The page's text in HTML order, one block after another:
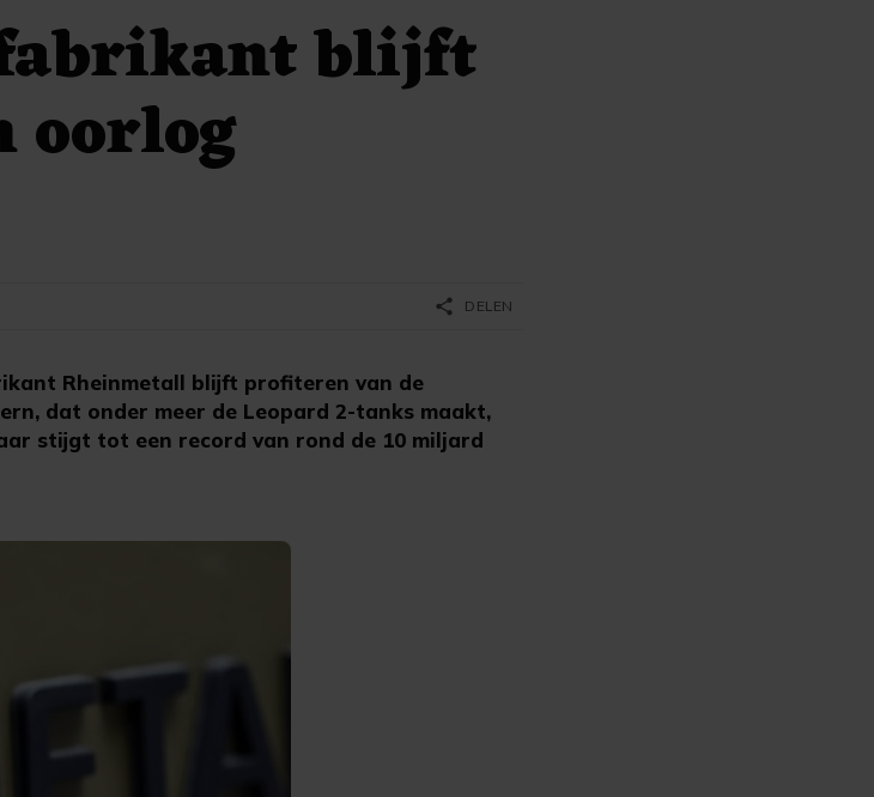
blijft
oorlog
Rheinmetall blijft profiteren van de
dat onder meer de Leopard 2-tanks maakt,
stijgt tot een record van rond de 10 miljard
share DELEN